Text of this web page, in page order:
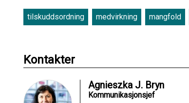
tilskuddsordning medvirkning mangfold
Kontakter
Agnieszka J. Bryn
Kommunikasjonsjef